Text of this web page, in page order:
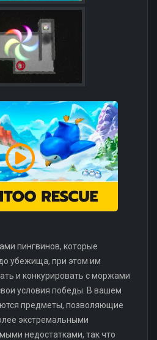
пингвинов, которые
убежища, при этом им
и конкурировать с моржами
условия победы. В вашем
предметы, позволяющие
экстремальными
недостатками, так что